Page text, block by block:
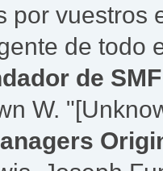
por vuestros
de todo
de SMF
W.